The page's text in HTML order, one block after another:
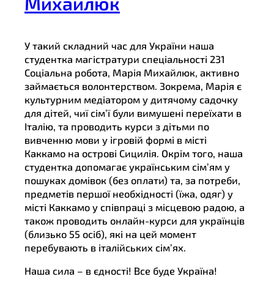
У такий складний час для України наша
студентка магістратури спеціальності 231
Соціальна робота, Марія Михайлюк, активно
займається волонтерством. Зокрема, Марія є
культурним медіатором у дитячому садочку
для дітей, чиї сім’ї були вимушені переїхати в
Італію, та проводить курси з дітьми по
вивченню мови у ігровій формі в місті
Каккамо на острові Сицилія. Окрім того, наша
студентка допомагає українським сім’ям у
пошуках домівок (без оплати) та, за потреби,
предметів першої необхідності (їжа, одяг) у
місті Каккамо у співпраці з місцевою радою, а
також проводить онлайн-курси для українців
(близько 55 осіб), які на цей момент
перебувають в італійських сім’ях.
Наша сила – в єдності! Все буде Україна!